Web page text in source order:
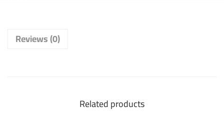
Reviews (0)
Related products